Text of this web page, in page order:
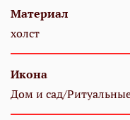
Материал
холст
Икона
Дом и сад/